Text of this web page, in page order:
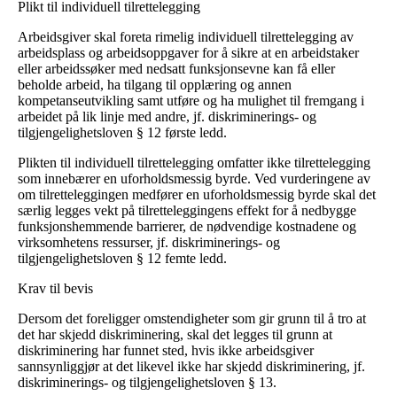
Plikt til individuell tilrettelegging
Arbeidsgiver skal foreta rimelig individuell tilrettelegging av
arbeidsplass og arbeidsoppgaver for å sikre at en arbeidstaker
eller arbeidssøker med nedsatt funksjonsevne kan få eller
beholde arbeid, ha tilgang til opplæring og annen
kompetanseutvikling samt utføre og ha mulighet til fremgang i
arbeidet på lik linje med andre, jf. diskriminerings- og
tilgjengelighetsloven § 12 første ledd.
Plikten til individuell tilrettelegging omfatter ikke tilrettelegging
som innebærer en uforholdsmessig byrde. Ved vurderingene av
om tilretteleggingen medfører en uforholdsmessig byrde skal det
særlig legges vekt på tilretteleggingens effekt for å nedbygge
funksjonshemmende barrierer, de nødvendige kostnadene og
virksomhetens ressurser, jf. diskriminerings- og
tilgjengelighetsloven § 12 femte ledd.
Krav til bevis
Dersom det foreligger omstendigheter som gir grunn til å tro at
det har skjedd diskriminering, skal det legges til grunn at
diskriminering har funnet sted, hvis ikke arbeidsgiver
sannsynliggjør at det likevel ikke har skjedd diskriminering, jf.
diskriminerings- og tilgjengelighetsloven § 13.